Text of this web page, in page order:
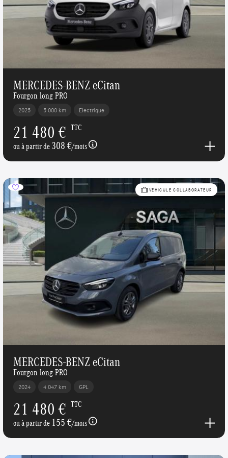
MERCEDES-BENZ eCitan
Fourgon long PRO
2025 5 000 km Electrique
21 480 € TTC
ou à partir de308 €/mois
VÉHICULE COLLABORATEUR
MERCEDES-BENZ eCitan
Fourgon long PRO
2024 4 047 km GPL
21 480 € TTC
ou à partir de 155 €/mois